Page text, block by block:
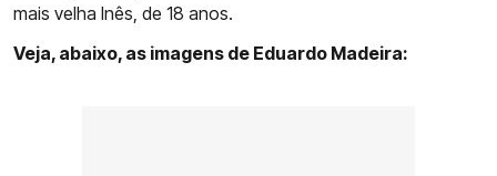
mais velha Inês, de 18 anos.
Veja, abaixo, as imagens de Eduardo Madeira: